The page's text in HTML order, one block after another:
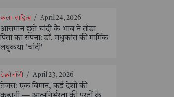
कला-साहित्य / April 24, 2026
आसमान छूते चांदी के भाव ने तोड़ा
पिता का सपना: डॉ. मधुकांत की मार्मिक
लघुकथा 'चांदी'
टेक्नोलॉजी / April 23, 2026
तेजस: एक विमान, कई देशों की